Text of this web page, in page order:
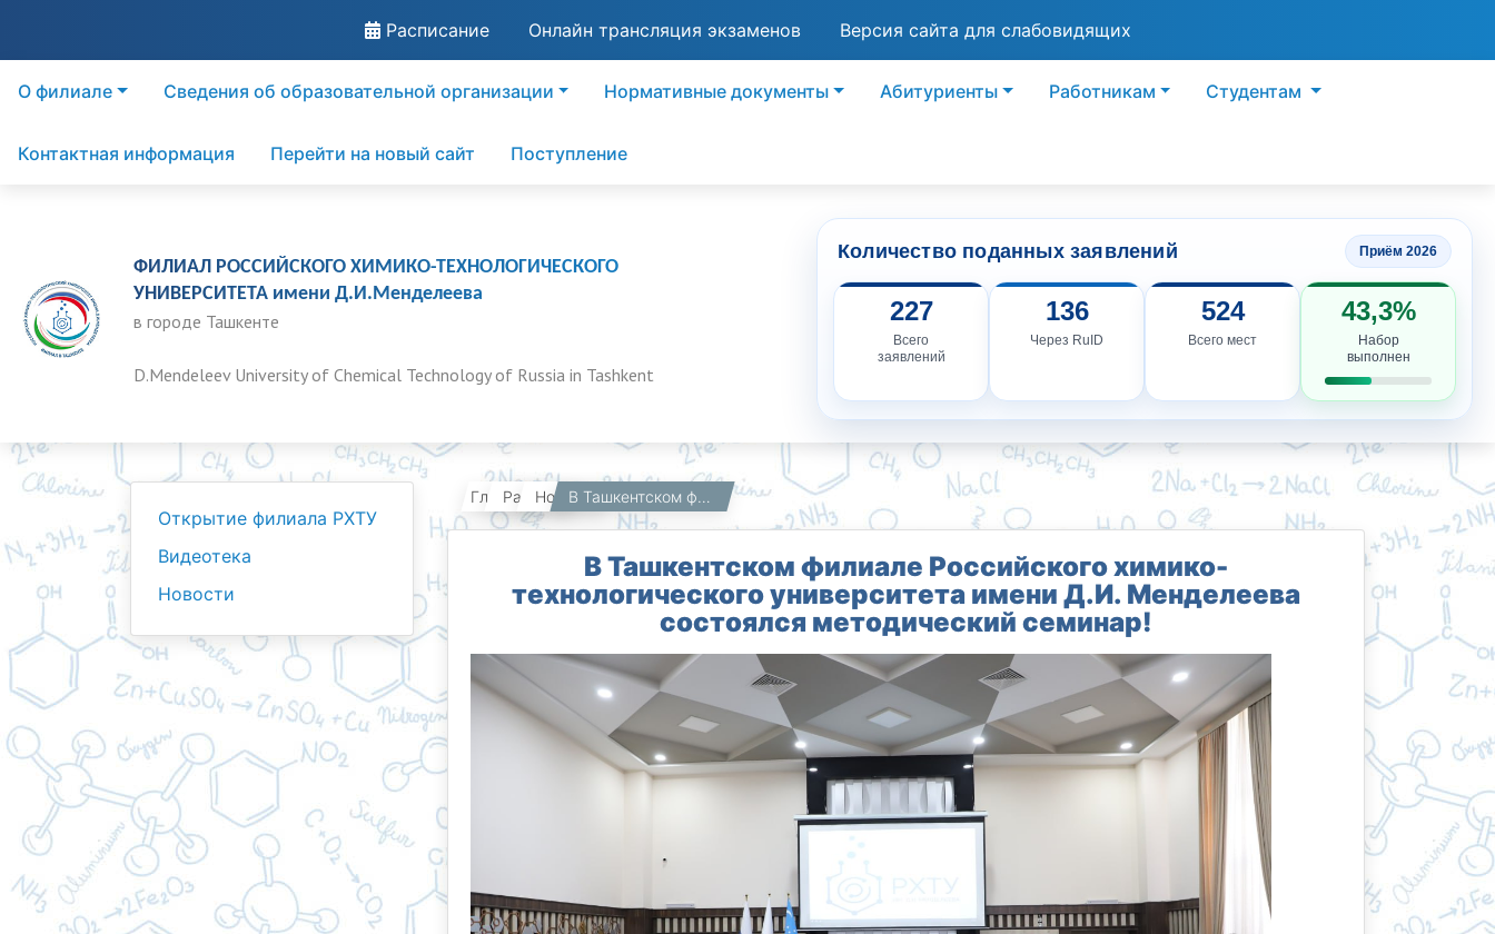
Расписание Онлайн трансляция экзаменов Версия сайта для слабовидящих
О филиале Сведения об образовательной организации Нормативные документы Абитуриенты Работникам Студентам
Контактная информация Перейти на новый сайт Поступление
ФИЛИАЛ РОССИЙСКОГО ХИМИКО-ТЕХНОЛОГИЧЕСКОГО
УНИВЕРСИТЕТА имени Д.И.Менделеева
в городе Ташкенте
D.Mendeleev University of Chemical Technology of Russia in Tashkent
Количество поданных заявлений Приём 2026
227
Всего
заявлений
136
Через RuID
524
Всего мест
43,3%
Набор
выполнен
Открытие филиала РХТУ
Видеотека
Новости
Главная Работникам Новости В Ташкентском филиале Российского химико-технологического университета имени Д.И. Менделеева состоялся методический семинар!
В Ташкентском филиале Российского химико-
технологического университета имени Д.И. Менделеева
состоялся методический семинар!